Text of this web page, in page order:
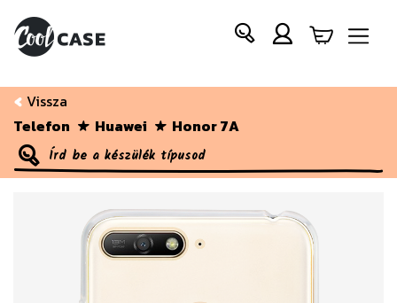
Vissza
Telefon
Huawei Honor 7A